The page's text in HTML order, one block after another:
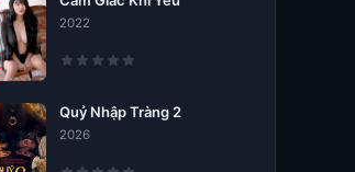
2022
Quỷ Nhập Tràng 2
2026